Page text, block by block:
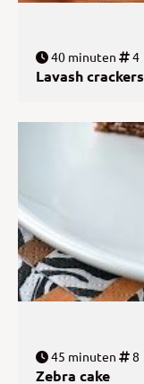
40 minuten 4
Lavash crackers
45 minuten 8
Zebra cake